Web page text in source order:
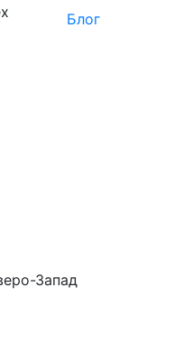
Блог
Запад